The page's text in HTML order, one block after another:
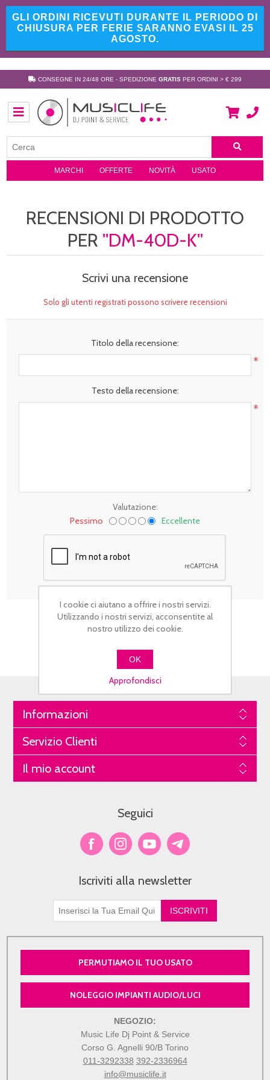
GLI ORDINI RICEVUTI DURANTE IL PERIODO DI
CHIUSURA PER FERIE SARANNO EVASI IL 25
AGOSTO.
CONSEGNE IN 24/48 ORE - SPEDIZIONE GRATIS PER ORDINI > € 299
MARCHI OFFERTE NOVITÀ USATO
RECENSIONI DI PRODOTTO
PER DM-40D-K
Scrivi una recensione
Solo gli utenti registrati possono scrivere recensioni
Titolo della recensione:
*
Testo della recensione:
*
Valutazione:
Pessimo
Eccellente
Informazioni
Servizio Clienti
Il mio account
Seguici
Iscriviti alla newsletter
PERMUTIAMO IL TUO USATO
NOLEGGIO IMPIANTI AUDIO/LUCI
NEGOZIO:
Music Life Dj Point & Service
Corso G. Agnelli 90/B Torino
011-3292338 392-2336964
info@musiclife.it
I cookie ci aiutano a offrire i nostri servizi.
Utilizzando i nostri servizi, acconsentite al
nostro utilizzo dei cookie.
OK
Approfondisci